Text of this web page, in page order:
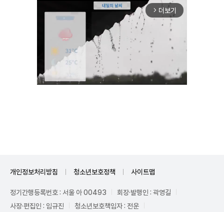
arrow_forward_ios 더보기
개인정보처리방침 청소년보호정책 사이트맵
정기간행등록번호 : 서울 아 00493
회장·발행인 : 곽영길
사장·편집인 : 임규진
청소년보호책임자 : 전운